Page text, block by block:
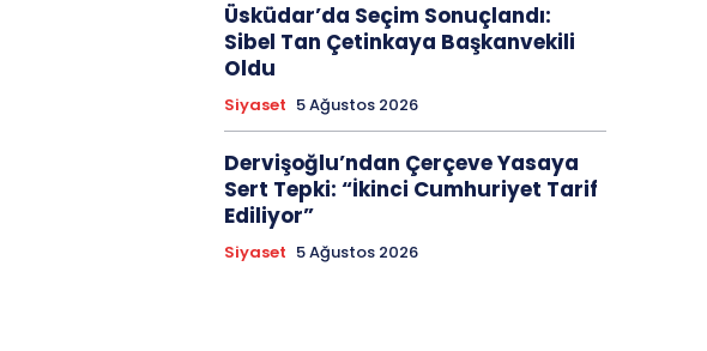
Üsküdar’da Seçim Sonuçlandı:
Sibel Tan Çetinkaya Başkanvekili
Oldu
Siyaset 5 Ağustos 2026
Dervişoğlu’ndan Çerçeve Yasaya
Sert Tepki: “İkinci Cumhuriyet Tarif
Ediliyor”
Siyaset 5 Ağustos 2026